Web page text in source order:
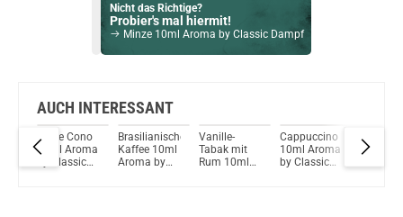
Nicht das Richtige?
Probier's mal hiermit!
Minze 10ml Aroma by Classic Dampf
Dark Menthol 10ml Longfill Aroma by Tom Klark
Du willst Kröten sparen?
Schau mal hier!
Ambition Mods Kil-Lite DNA 60 Mod Akkuträger Lila
AUCH INTERESSANT
Dolce Cono
10ml Aroma
by Classic
Brasilianischer
Kaffee 10ml
Aroma by
Vanille-
Tabak mit
Rum 10ml
Cappuccino
10ml Aroma
by Classic
Tabak 1
10ml